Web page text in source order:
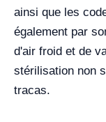
ainsi que les
également par
d'air froid et de
stérilisation non
tracas.